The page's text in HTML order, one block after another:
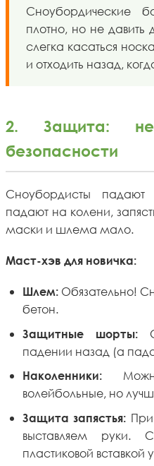
Сноубордические
плотно, но не
слегка касаться
и отходить назад,
2. Защита:
безопасности
Сноубордисты
падают на колени,
маски и шлема мало.
Маст-хэв для новичка:
Шлем: Обязательно!
бетон.
Защитные шорты:
падении назад (а
Наколенники:
волейбольные, но
Защита запястья:
выставляем руки.
пластиковой вставкой